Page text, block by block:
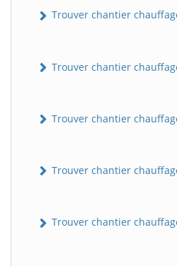
Trouver chantier
Trouver chantier
Trouver chantier
Trouver chantier
Trouver chantier